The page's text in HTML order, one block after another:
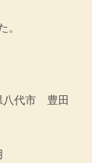
。
市　豊田